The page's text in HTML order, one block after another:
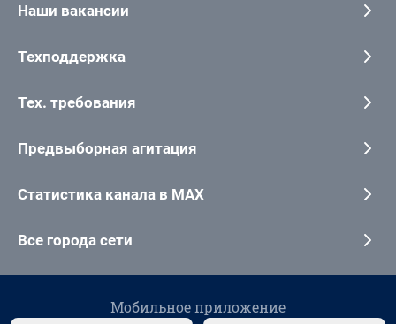
Наши вакансии
Техподдержка
Тех. требования
Предвыборная агитация
Статистика канала в MAX
Все города сети
Мобильное приложение